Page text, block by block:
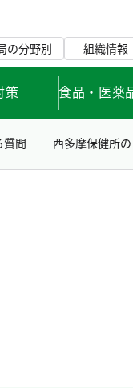
の分野別 組織情報
策 食品・医薬
質問 西多摩保健所